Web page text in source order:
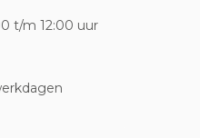
t/m 12:00 uur